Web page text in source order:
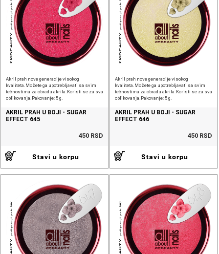
Akril prah nove generacije visokog
kvaliteta.Možete ga upotrebljavati sa svim
tečnostima za obradu akrila.Koristi se za sva
oblikovanja.Pakovanje: 5 g.
AKRIL PRAH U BOJI - SUGAR
EFFECT 645
450 RSD
Stavi u korpu
Akril prah nove generacije visokog
kvaliteta.Možete ga upotrebljavati sa svim
tečnostima za obradu akrila.Koristi se za sva
oblikovanja.Pakovanje: 5 g.
AKRIL PRAH U BOJI - SUGAR
EFFECT 646
450 RSD
Stavi u korpu